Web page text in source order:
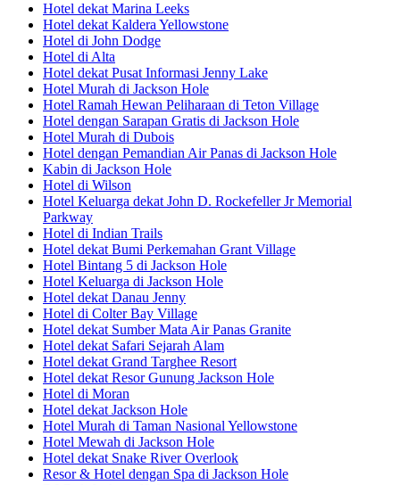
Hotel dekat Marina Leeks
Hotel dekat Kaldera Yellowstone
Hotel di John Dodge
Hotel di Alta
Hotel dekat Pusat Informasi Jenny Lake
Hotel Murah di Jackson Hole
Hotel Ramah Hewan Peliharaan di Teton Village
Hotel dengan Sarapan Gratis di Jackson Hole
Hotel Murah di Dubois
Hotel dengan Pemandian Air Panas di Jackson Hole
Kabin di Jackson Hole
Hotel di Wilson
Hotel Keluarga dekat John D. Rockefeller Jr Memorial
Parkway
Hotel di Indian Trails
Hotel dekat Bumi Perkemahan Grant Village
Hotel Bintang 5 di Jackson Hole
Hotel Keluarga di Jackson Hole
Hotel dekat Danau Jenny
Hotel di Colter Bay Village
Hotel dekat Sumber Mata Air Panas Granite
Hotel dekat Safari Sejarah Alam
Hotel dekat Grand Targhee Resort
Hotel dekat Resor Gunung Jackson Hole
Hotel di Moran
Hotel dekat Jackson Hole
Hotel Murah di Taman Nasional Yellowstone
Hotel Mewah di Jackson Hole
Hotel dekat Snake River Overlook
Resor & Hotel dengan Spa di Jackson Hole